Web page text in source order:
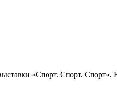
«Спорт. Спорт. Спорт».